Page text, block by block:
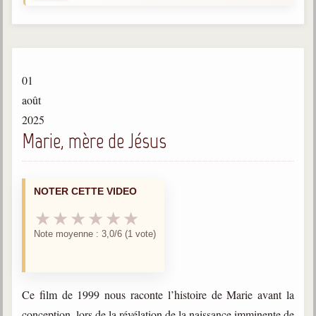
Divaldo Franco
Bibliothèque
Bibliothèque spirite
Documents
Newsletters
01
août
2025
Marie, mère de Jésus
NOTER CETTE VIDEO
★ ★ ★ ★ ★ ★
Note moyenne : 3,0/6 (1 vote)
Ce film de 1999 nous raconte l’histoire de Marie avant la